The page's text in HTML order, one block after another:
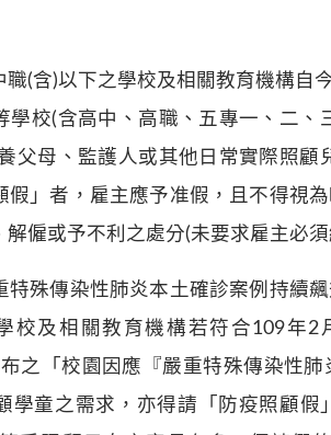
(含)以下之學校及相關教育機構自
學校(含高中、高職、五專一、二、
父母、監護人或其他日常實際照
假」者，雇主應予准假，且不得視
僱或予不利之處分(未要求雇主必須
特殊傳染性肺炎本土確診案例持續
校及相關教育機構若符合109年
之「校園因應『嚴重特殊傳染性
學童之需求，亦得請「防疫照顧